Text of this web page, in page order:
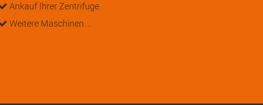
Ankauf Ihrer Zentrifuge
Weitere Maschinen …